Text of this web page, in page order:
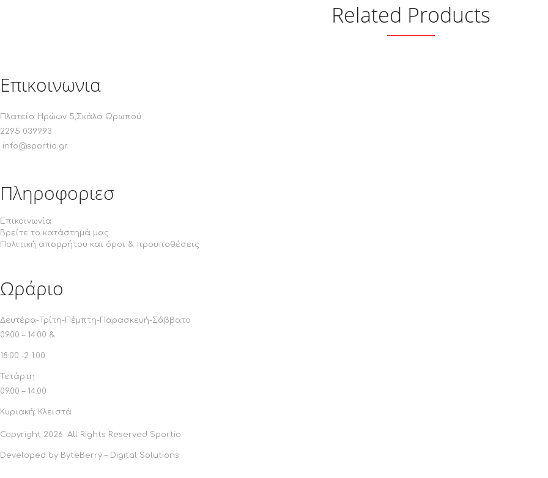
Related Products
Επικοινωνια
Πλατεία Ηρώων 5,Σκάλα Ωρωπού
2295 039993
info@sportio.gr
Πληροφοριεσ
Επικοινωνία
Βρείτε το κατάστημά μας
Πολιτική απορρήτου και όροι & προϋποθέσεις
Ωράριο
Δευτέρα-Τρίτη-Πέμπτη-Παρασκευή-Σάββατο
09.00 – 14.00 &
18:00 -2 1:00
Τετάρτη
09.00 – 14.00
Κυριακή: Κλειστά
Copyright 2026. All Rights Reserved Sportio.
Developed by ByteBerry – Digital Solutions